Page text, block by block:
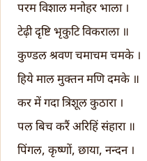
परम विशाल मनोहर भाला ।
टेढ़ी दृष्टि भृकुटि विकराला ॥
कुण्डल श्रवण चमाचम चमके ।
हिये माल मुक्तन मणि दमके ॥
कर में गदा त्रिशूल कुठारा ।
पल बिच करैं अरिहिं संहारा ॥
पिंगल, कृष्णों, छाया, नन्दन ।